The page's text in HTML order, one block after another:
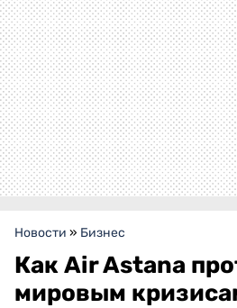
Новости » Бизнес
Как Air Astana
мировым